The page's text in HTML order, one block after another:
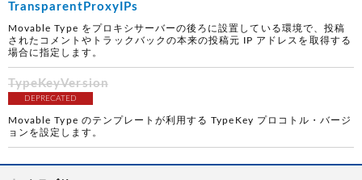
TransparentProxyIPs
Movable Type をプロキシサーバーの後ろに設置している環境で、投稿
されたコメントやトラックバックの本来の投稿元 IP アドレスを取得する
場合に指定します。
TypeKeyVersion
DEPRECATED
Movable Type のテンプレートが利用する TypeKey プロコトル・バージ
ョンを設定します。